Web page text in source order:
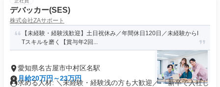
デバッカー(SES)
株式会社ZAサポート
【未経験・経験浅歓迎】土日祝休み／年間休日120日／未経験からI
Tスキルを磨く【賞与年2回...
愛知県名古屋市中村区名駅
月給20万円～23万円
求める人材: ＼未経験・経験浅の方も大歓迎／ 「新卒で入社し